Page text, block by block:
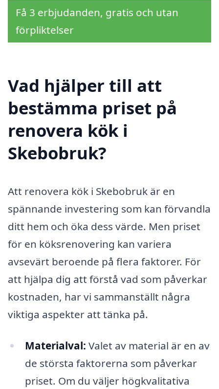
Få 3 erbjudanden, gratis och utan
förpliktelser
Vad hjälper till att
bestämma priset på
renovera kök i
Skebobruk?
Att renovera kök i Skebobruk är en
spännande investering som kan förvandla
ditt hem och öka dess värde. Men priset
för en köksrenovering kan variera
avsevärt beroende på flera faktorer. För
att hjälpa dig att förstå vad som påverkar
kostnaden, har vi sammanställt några
viktiga aspekter att tänka på.
Materialval: Valet av material är en av
de största faktorerna som påverkar
priset. Om du väljer högkvalitativa